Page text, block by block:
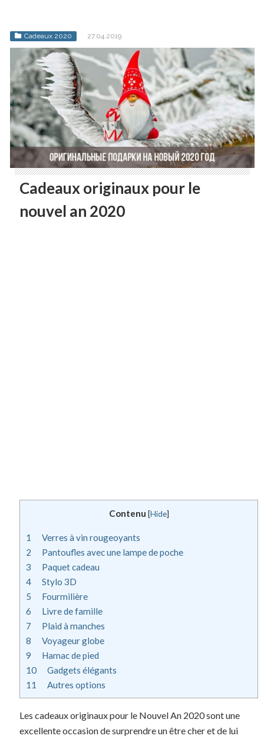
Cadeaux 2020 27.04.2019
Cadeaux originaux pour le
nouvel an 2020
Contenu [Hide]
1
Verres à vin rougeoyants
2
Pantoufles avec une lampe de poche
3
Paquet cadeau
4
Stylo 3D
5
Fourmilière
6
Livre de famille
7
Plaid à manches
8
Voyageur globe
9
Hamac de pied
10
Gadgets élégants
11
Autres options
Les cadeaux originaux pour le Nouvel An 2020 sont une
excellente occasion de surprendre un être cher et de lui